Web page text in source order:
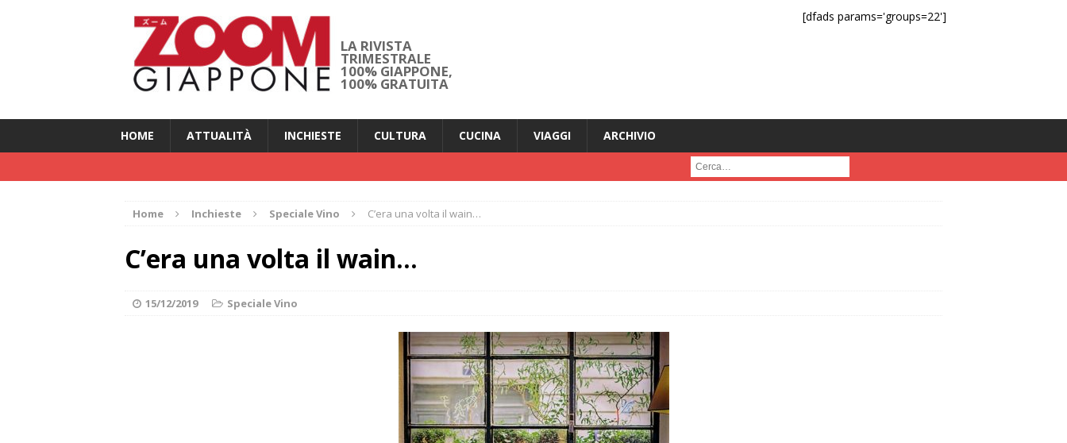
LA RIVISTA
TRIMESTRALE
100% GIAPPONE,
100% GRATUITA
[dfads params='groups=22']
HOME ATTUALITÀ INCHIESTE CULTURA CUCINA VIAGGI
ARCHIVIO
Cerca :
Home Inchieste Speciale Vino C’era una volta il wain…
C’era una volta il wain…
15/12/2019 Speciale Vino